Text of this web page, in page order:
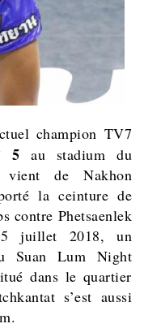
champion TV7
5 au stadium du
de Nakhon
la ceinture de
contre Phetsaenlek
juillet 2018, un
Suan Lum Night
dans le quartier
s’est aussi